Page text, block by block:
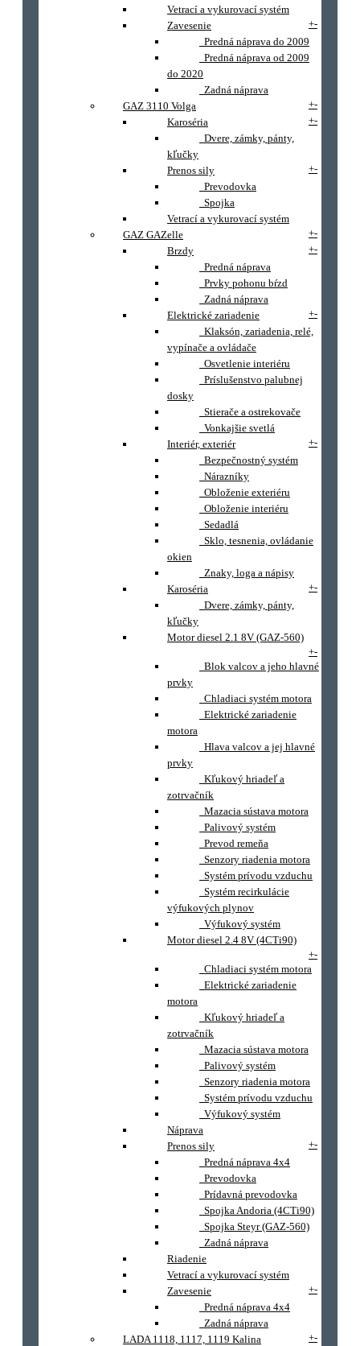
Vetrací a vykurovací systém
Zavesenie
+-
Predná náprava do 2009
Predná náprava od 2009
do 2020
Zadná náprava
GAZ 3110 Volga
+-
Karoséria
+-
Dvere, zámky, pánty,
kľučky
Prenos sily
+-
Prevodovka
Spojka
Vetrací a vykurovací systém
GAZ GAZelle
+-
Brzdy
+-
Predná náprava
Prvky pohonu bŕzd
Zadná náprava
Elektrické zariadenie
+-
Klaksón, zariadenia, relé,
vypínače a ovládače
Osvetlenie interiéru
Príslušenstvo palubnej
dosky
Stierače a ostrekovače
Vonkajšie svetlá
Interiér, exteriér
+-
Bezpečnostný systém
Nárazníky
Obloženie exteriéru
Obloženie interiéru
Sedadlá
Sklo, tesnenia, ovládanie
okien
Znaky, loga a nápisy
Karoséria
+-
Dvere, zámky, pánty,
kľučky
Motor diesel 2.1 8V (GAZ-560)
+-
Blok valcov a jeho hlavné
prvky
Chladiaci systém motora
Elektrické zariadenie
motora
Hlava valcov a jej hlavné
prvky
Kľukový hriadeľ a
zotrvačník
Mazacia sústava motora
Palivový systém
Prevod remeňa
Senzory riadenia motora
Systém prívodu vzduchu
Systém recirkulácie
výfukových plynov
Výfukový systém
Motor diesel 2.4 8V (4CTi90)
+-
Chladiaci systém motora
Elektrické zariadenie
motora
Kľukový hriadeľ a
zotrvačník
Mazacia sústava motora
Palivový systém
Senzory riadenia motora
Systém prívodu vzduchu
Výfukový systém
Náprava
Prenos sily
+-
Predná náprava 4x4
Prevodovka
Prídavná prevodovka
Spojka Andoria (4CTi90)
Spojka Steyr (GAZ-560)
Zadná náprava
Riadenie
Vetrací a vykurovací systém
Zavesenie
+-
Predná náprava 4x4
Zadná náprava
LADA 1118, 1117, 1119 Kalina
+-